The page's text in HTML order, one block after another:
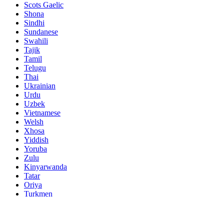
Scots Gaelic
Shona
Sindhi
Sundanese
Swahili
Tajik
Tamil
Telugu
Thai
Ukrainian
Urdu
Uzbek
Vietnamese
Welsh
Xhosa
Yiddish
Yoruba
Zulu
Kinyarwanda
Tatar
Oriya
Turkmen